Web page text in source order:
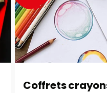
Coffrets